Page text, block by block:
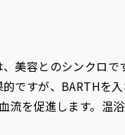
美容とのシンクロ
ですが、BARTHを
流を促進します。温